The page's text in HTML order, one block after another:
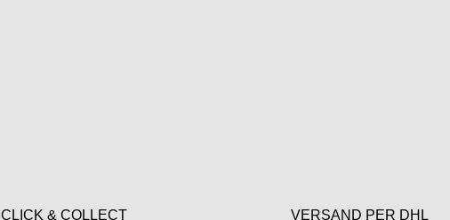
CLICK & COLLECT VERSAND PER DHL